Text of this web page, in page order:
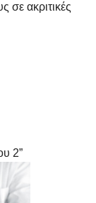
σε ακριτικές
2”